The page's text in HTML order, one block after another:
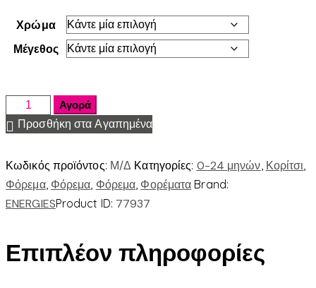
Χρώμα
Μέγεθος
Αγορά
Προσθήκη στα Αγαπημένα
Κωδικός προϊόντος: Μ/Δ Κατηγορίες: 0-24 μηνών, Κορίτσι,
Φόρεμα, Φόρεμα, Φόρεμα, Φορέματα Brand:
ENERGIESProduct ID: 77937
Επιπλέον πληροφορίες